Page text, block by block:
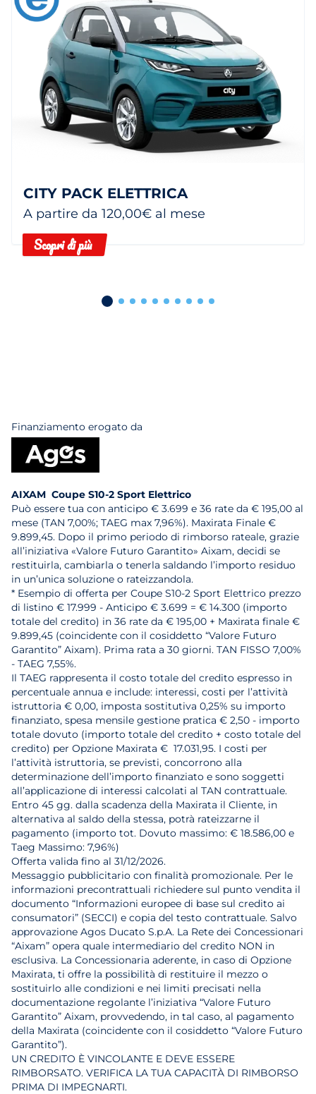
CITY PACK ELETTRICA
A partire da 120,00€ al mese
Scopri di più
Finanziamento erogato da
AIXAM Coupe S10-2 Sport Elettrico
Può essere tua con anticipo € 3.699 e 36 rate da € 195,00 al
mese (TAN 7,00%; TAEG max 7,96%). Maxirata Finale €
9.899,45. Dopo il primo periodo di rimborso rateale, grazie
all’iniziativa «Valore Futuro Garantito» Aixam, decidi se
restituirla, cambiarla o tenerla saldando l’importo residuo
in un’unica soluzione o rateizzandola.
* Esempio di offerta per Coupe S10-2 Sport Elettrico prezzo
di listino € 17.999 - Anticipo € 3.699 = € 14.300 (importo
totale del credito) in 36 rate da € 195,00 + Maxirata finale €
9.899,45 (coincidente con il cosiddetto “Valore Futuro
Garantito” Aixam). Prima rata a 30 giorni. TAN FISSO 7,00%
- TAEG 7,55%.
Il TAEG rappresenta il costo totale del credito espresso in
percentuale annua e include: interessi, costi per l’attività
istruttoria € 0,00, imposta sostitutiva 0,25% su importo
finanziato, spesa mensile gestione pratica € 2,50 - importo
totale dovuto (importo totale del credito + costo totale del
credito) per Opzione Maxirata € 17.031,95. I costi per
l’attività istruttoria, se previsti, concorrono alla
determinazione dell’importo finanziato e sono soggetti
all’applicazione di interessi calcolati al TAN contrattuale.
Entro 45 gg. dalla scadenza della Maxirata il Cliente, in
alternativa al saldo della stessa, potrà rateizzarne il
pagamento (importo tot. Dovuto massimo: € 18.586,00 e
Taeg Massimo: 7,96%)
Offerta valida fino al 31/12/2026.
Messaggio pubblicitario con finalità promozionale. Per le
informazioni precontrattuali richiedere sul punto vendita il
documento “Informazioni europee di base sul credito ai
consumatori” (SECCI) e copia del testo contrattuale. Salvo
approvazione Agos Ducato S.p.A. La Rete dei Concessionari
“Aixam” opera quale intermediario del credito NON in
esclusiva. La Concessionaria aderente, in caso di Opzione
Maxirata, ti offre la possibilità di restituire il mezzo o
sostituirlo alle condizioni e nei limiti precisati nella
documentazione regolante l’iniziativa “Valore Futuro
Garantito” Aixam, provvedendo, in tal caso, al pagamento
della Maxirata (coincidente con il cosiddetto “Valore Futuro
Garantito”).
UN CREDITO È VINCOLANTE E DEVE ESSERE
RIMBORSATO. VERIFICA LA TUA CAPACITÀ DI RIMBORSO
PRIMA DI IMPEGNARTI.